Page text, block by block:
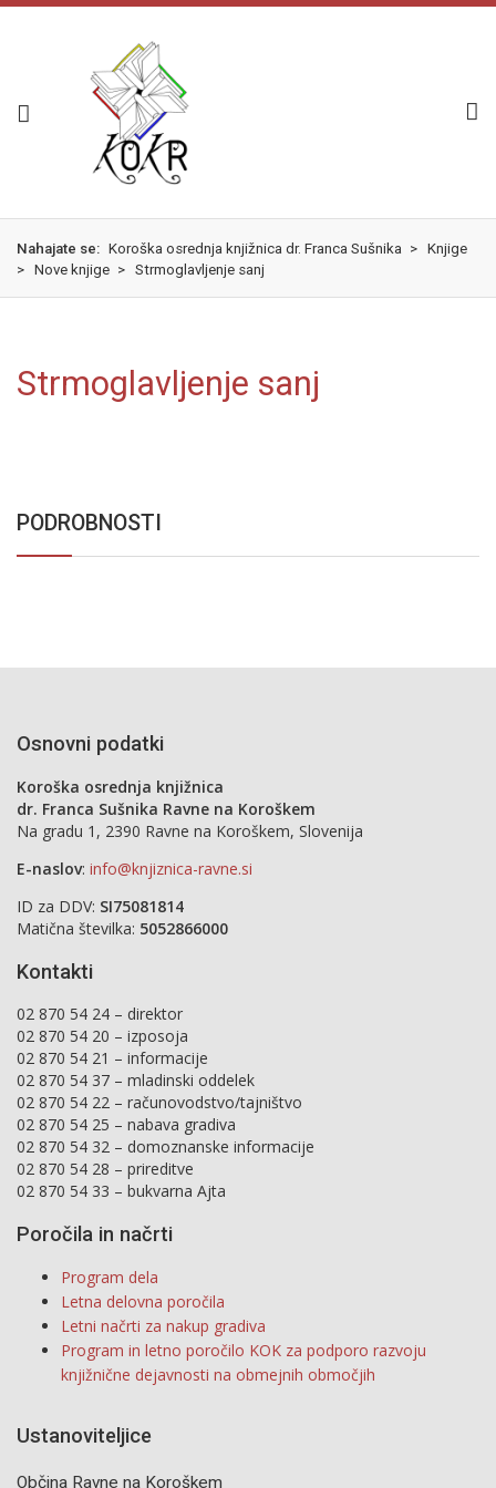
Skok
izjava
Nahajate se: Koroška osrednja knjižnica dr. Franca Sušnika > Knjige
> Nove knjige > Strmoglavljenje sanj
Strmoglavljenje sanj
PODROBNOSTI
Osnovni podatki
Koroška osrednja knjižnica
dr. Franca Sušnika Ravne na Koroškem
Na gradu 1, 2390 Ravne na Koroškem, Slovenija
E-naslov: info@knjiznica-ravne.si
ID za DDV: SI75081814
Matična številka: 5052866000
Kontakti
02 870 54 24 – direktor
02 870 54 20 – izposoja
02 870 54 21 – informacije
02 870 54 37 – mladinski oddelek
02 870 54 22 – računovodstvo/tajništvo
02 870 54 25 – nabava gradiva
02 870 54 32 – domoznanske informacije
02 870 54 28 – prireditve
02 870 54 33 – bukvarna Ajta
Poročila in načrti
Program dela
Letna delovna poročila
Letni načrti za nakup gradiva
Program in letno poročilo KOK za podporo razvoju
knjižnične dejavnosti na obmejnih območjih
Ustanoviteljice
Občina Ravne na Koroškem